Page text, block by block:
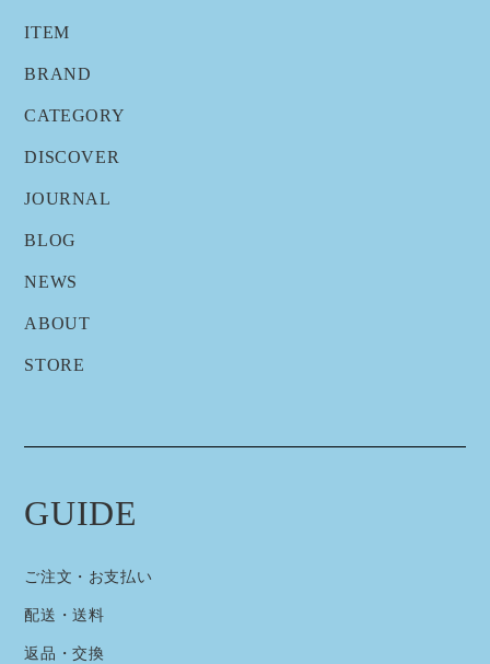
ITEM
BRAND
CATEGORY
DISCOVER
JOURNAL
BLOG
NEWS
ABOUT
STORE
GUIDE
ご注文・お支払い
配送・送料
返品・交換